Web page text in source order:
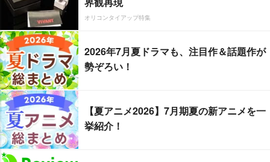
オリコンタイアップ特集
2026年7月夏ドラマも、注目作＆話題作が
勢ぞろい！
【夏アニメ2026】7月期夏の新アニメを一
挙紹介！